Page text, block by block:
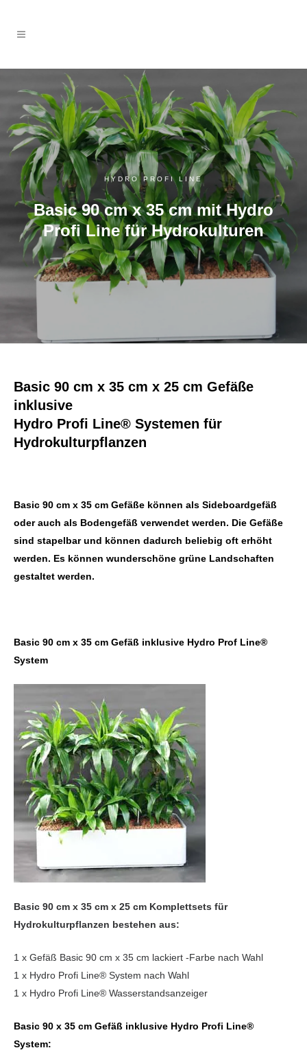
HYDRO PROFI LINE
Basic 90 cm x 35 cm mit Hydro
Profi Line für Hydrokulturen
Basic 90 cm x 35 cm x 25 cm Gefäße
inklusive
Hydro Profi Line® Systemen für
Hydrokulturpflanzen
Basic 90 cm x 35 cm Gefäße können als Sideboardgefäß
oder auch als Bodengefäß verwendet werden. Die Gefäße
sind stapelbar und können dadurch beliebig oft erhöht
werden. Es können wunderschöne grüne Landschaften
gestaltet werden.
Basic 90 cm x 35 cm Gefäß inklusive Hydro Prof Line®
System
Basic 90 cm x 35 cm x 25 cm Komplettsets für
Hydrokulturpflanzen bestehen aus:
1 x Gefäß Basic 90 cm x 35 cm lackiert -Farbe nach Wahl
1 x Hydro Profi Line® System nach Wahl
1 x Hydro Profi Line® Wasserstandsanzeiger
Basic 90 x 35 cm Gefäß inklusive Hydro Profi Line®
System: